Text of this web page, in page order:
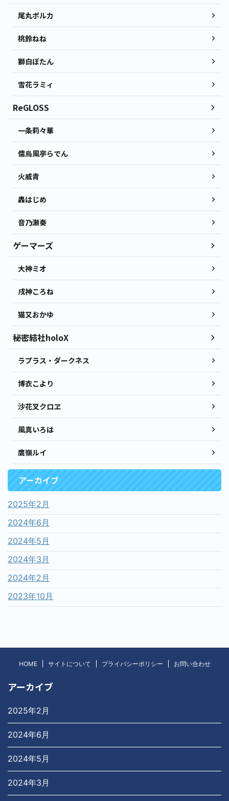
尾丸ポルカ
桃鈴ねね
獅白ぼたん
雪花ラミィ
ReGLOSS
一条莉々華
儒烏風亭らでん
火威青
轟はじめ
音乃瀬奏
ゲーマーズ
大神ミオ
戌神ころね
猫又おかゆ
秘密結社holoX
ラプラス・ダークネス
博衣こより
沙花叉クロヱ
風真いろは
鷹嶺ルイ
アーカイブ
2025年2月
2024年6月
2024年5月
2024年3月
2024年2月
2023年10月
HOME サイトについて プライバシーポリシー お問い合わせ
アーカイブ
2025年2月
2024年6月
2024年5月
2024年3月